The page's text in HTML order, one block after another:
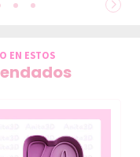
EN ESTOS